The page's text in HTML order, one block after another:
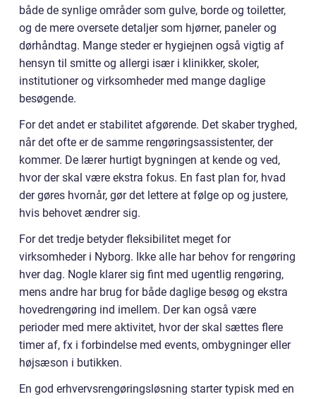
både de synlige områder som gulve, borde og toiletter,
og de mere oversete detaljer som hjørner, paneler og
dørhåndtag. Mange steder er hygiejnen også vigtig af
hensyn til smitte og allergi især i klinikker, skoler,
institutioner og virksomheder med mange daglige
besøgende.
For det andet er stabilitet afgørende. Det skaber tryghed,
når det ofte er de samme rengøringsassistenter, der
kommer. De lærer hurtigt bygningen at kende og ved,
hvor der skal være ekstra fokus. En fast plan for, hvad
der gøres hvornår, gør det lettere at følge op og justere,
hvis behovet ændrer sig.
For det tredje betyder fleksibilitet meget for
virksomheder i Nyborg. Ikke alle har behov for rengøring
hver dag. Nogle klarer sig fint med ugentlig rengøring,
mens andre har brug for både daglige besøg og ekstra
hovedrengøring ind imellem. Der kan også være
perioder med mere aktivitet, hvor der skal sættes flere
timer af, fx i forbindelse med events, ombygninger eller
højsæson i butikken.
En god erhvervsrengøringsløsning starter typisk med en